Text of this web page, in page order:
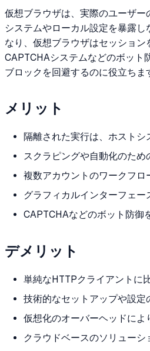
仮想ブラウザは、実際のユーザ
システムやローカル設定を暴露
なり、仮想ブラウザはセッショ
CAPTCHAシステムなどのボット
ブロックを回避するのに役立ちま
メリット
隔離された実行は、ホストシ
スクラピングや自動化のため
複数アカウントのワークフロ
グラフィカルインターフェー
CAPTCHAなどのボット防御
デメリット
単純なHTTPクライアントに
技術的なセットアップや設定
仮想化のオーバーヘッドによ
クラウドベースのソリューシ